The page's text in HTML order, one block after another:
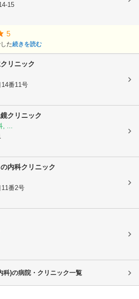
15
5
た続きを読む
リニック
番11号
クリニック
...
内科クリニック
番2号
科)の病院・クリニック一覧